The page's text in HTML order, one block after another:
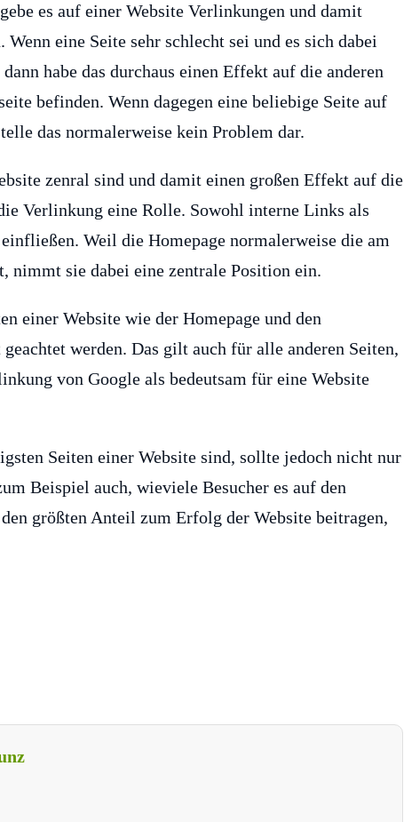
es auf einer Website Verlinkungen und damit
eine Seite sehr schlecht sei und es sich dabei
habe das durchaus einen Effekt auf die anderen
befinden. Wenn dagegen eine beliebige Seite auf
das normalerweise kein Problem dar.
zenral sind und damit einen großen Effekt auf die
Verlinkung eine Rolle. Sowohl interne Links als
Weil die Homepage normalerweise die am
nimmt sie dabei eine zentrale Position ein.
einer Website wie der Homepage und den
werden. Das gilt auch für alle anderen Seiten,
von Google als bedeutsam für eine Website
Seiten einer Website sind, sollte jedoch nicht nur
Beispiel auch, wieviele Besucher es auf den
größten Anteil zum Erfolg der Website beitragen,